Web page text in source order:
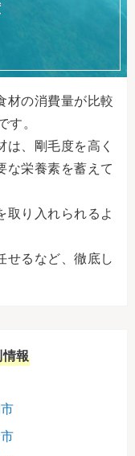
材の消費量が比較
す。
、剛毛度を高く
な栄養素を蓄えて
取り入れられるよ
せるなど、徹底し
報